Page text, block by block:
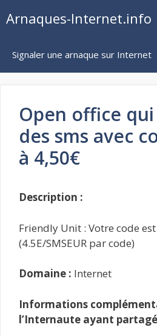
auArnaques-Internet.info
Signaler une arnaque sur Internet
Open office
des sms avec
à 4,50€
Description :
Friendly Unit : Votre code
(4.5E/SMSEUR par code)
Domaine : Internet
Informations
l’Internaute ayant